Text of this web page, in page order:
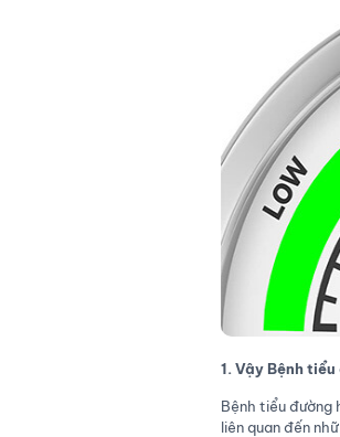
1. Vậy Bệnh
Bệnh tiểu đường
liên quan đến